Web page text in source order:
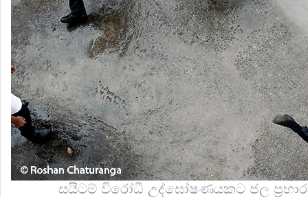
සයිටම් විරෝධී උද්ඝෝෂණයකට ජල